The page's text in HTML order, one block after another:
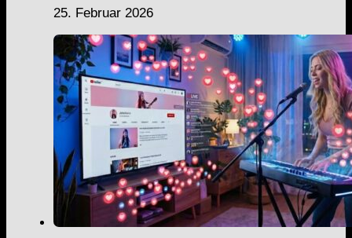
25. Februar 2026